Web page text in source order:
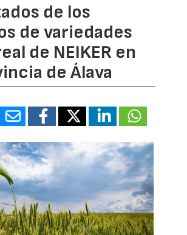
de los
de variedades
de NEIKER en
de Álava